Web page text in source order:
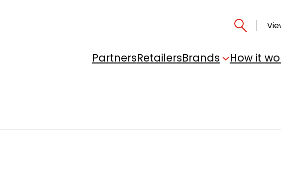
PartnersRetailersBrands How it